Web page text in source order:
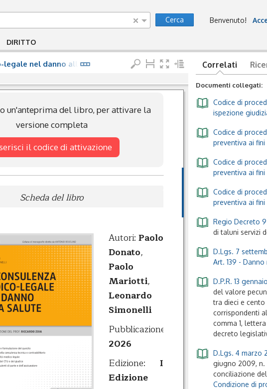
Benvenuto!
Cerca
DIRITTO
Correlati
Documenti collegati:
Codice di
ispezione
Codice di
preventiva ai
Codice di
preventiva ai
Codice di
preventiva ai
Regio Decreto
di taluni servizi
D.Lgs. 7
Art. 139 -
D.P.R. 13
del valore
tra dieci e cento
corrispondenti
comma 1,
decreto
D.Lgs. 4 marzo
giugno 2009, n.
conciliazione
Condizione di
legale nel danno alla salute
un'anteprima del libro, per attivare la
versione completa
il codice di attivazione
Scheda del libro
Autori: Paolo
Donato,
Paolo
Mariotti,
Leonardo
Simonelli
Pubblicazione:
2026
Edizione: I
Edizione